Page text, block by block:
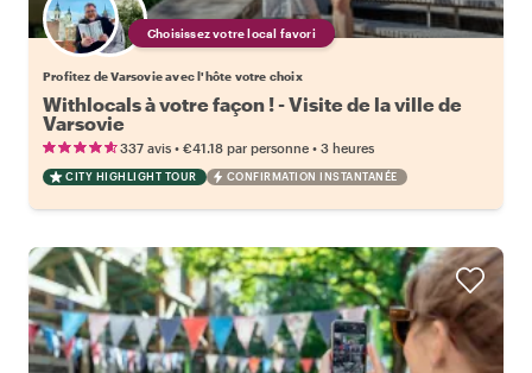
Choisissez votre local favori
Profitez de Varsovie avec l'hôte votre choix
Withlocals à votre façon ! - Visite de la ville de
Varsovie
337 avis • €41.18 par personne • 3 heures
CITY HIGHLIGHT TOUR CONFIRMATION INSTANTANÉE